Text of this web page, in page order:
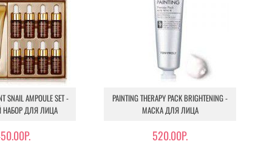
SNAIL AMPOULE SET -
ДЛЯ ЛИЦА
PAINTING THERAPY PACK BRIGHTENING -
МАСКА ДЛЯ ЛИЦА
520.00Р.